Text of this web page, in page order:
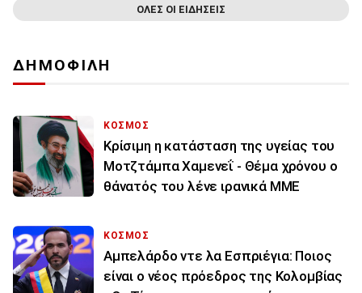
ΟΛΕΣ ΟΙ ΕΙΔΗΣΕΙΣ
ΔΗΜΟΦΙΛΗ
ΚΟΣΜΟΣ
Κρίσιμη η κατάσταση της υγείας του
Μοτζτάμπα Χαμενεΐ - Θέμα χρόνου ο
θάνατός του λένε ιρανικά ΜΜΕ
ΚΟΣΜΟΣ
Αμπελάρδο ντε λα Εσπριέγια: Ποιος
είναι ο νέος πρόεδρος της Κολομβίας